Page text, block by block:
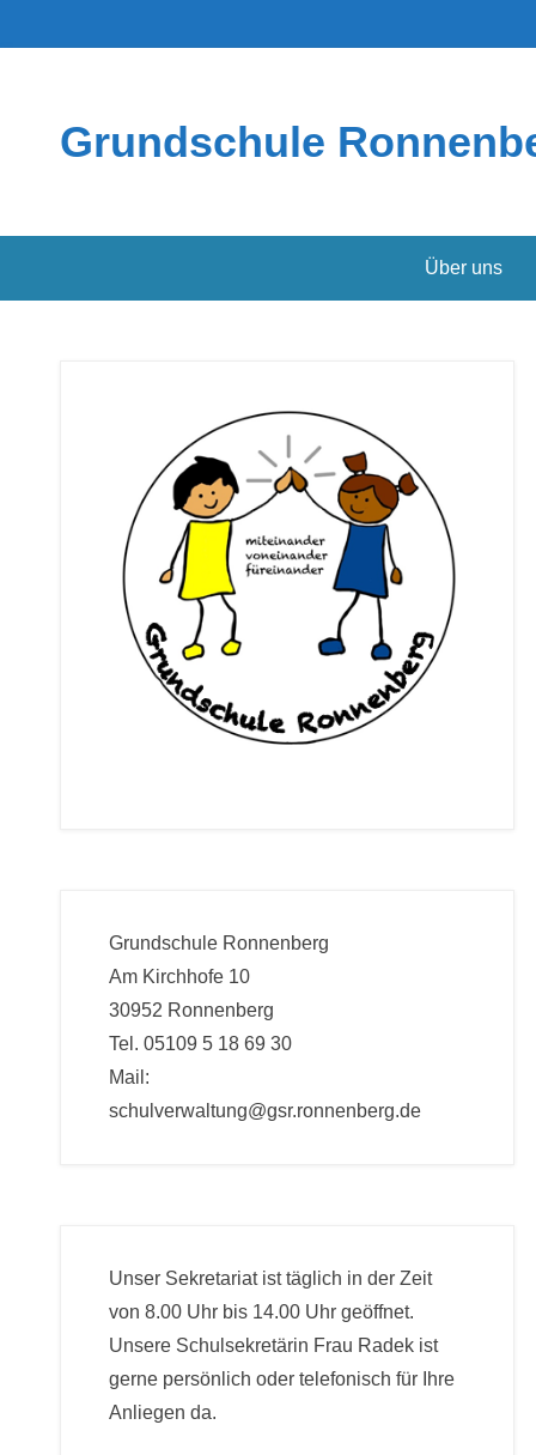
Grundschule
Über uns
Grundschule Ronnenberg
Am Kirchhofe 10
30952 Ronnenberg
Tel. 05109 5 18 69 30
Mail:
schulverwaltung@gsr.ronnenberg.de
Unser Sekretariat ist täglich in der Zeit
von 8.00 Uhr bis 14.00 Uhr geöffnet.
Unsere Schulsekretärin Frau Radek ist
gerne persönlich oder telefonisch für Ihre
Anliegen da.